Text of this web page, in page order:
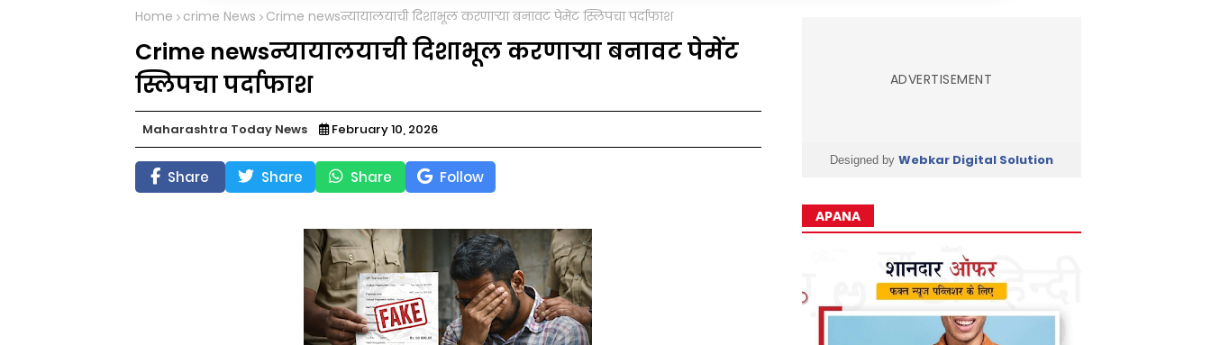
Home crime News Crime newsन्यायालयाची दिशाभूल करणाऱ्या बनावट पेमेंट स्लिपचा पर्दाफाश
Crime newsन्यायालयाची दिशाभूल करणाऱ्या बनावट पेमेंट
स्लिपचा पर्दाफाश
Maharashtra Today News February 10, 2026
Share Share Share Follow
ADVERTISEMENT
Designed by Webkar Digital Solution
APANA